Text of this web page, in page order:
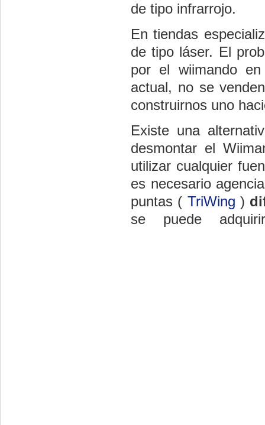
de tipo infrarrojo.
En tiendas
de tipo láser. El
por el wiimando
actual, no se
construirnos uno
Existe una
desmontar el
utilizar cualquier
es necesario
puntas ( TriWing )
se puede